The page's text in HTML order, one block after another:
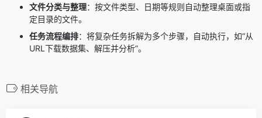
文件分类与整理：按文件类型、日期等规则自动整理桌面或指
定目录的文件。
任务流程编排：将复杂任务拆解为多个步骤，自动执行，如“从
URL下载数据集、解压并分析”。
相关导航